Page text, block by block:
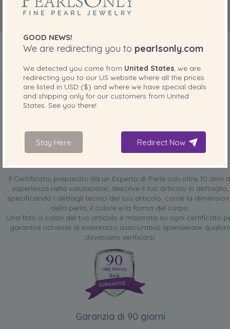
INCLUSO CON IL PRODOTTO
Il Certificato, preparato da un Esperto di Perle con oltre 10 anni
esperienza nella valutazione, descrive il tuo articolo in dettaglio,
specificando i dettagli tecnici del tuo articolo, come la
della perla, il colore e la forma del corpo.
Una foto a colori del tuo articolo è mostrata su ogni certificato
garantire richieste di indennizzo assicurativo spensierate
dovessero verificarsi.
Garanzia di 90 giorni
GOOD NEWS!
We are redirecting you to pearlsonly.com
We detected you come from United States , we are
redirecting you to our US website where all the prices
are listed in USD ($) and where we have special deals
and shipping only for our customers from United
States . See you there!
Stay Here Redirect Now